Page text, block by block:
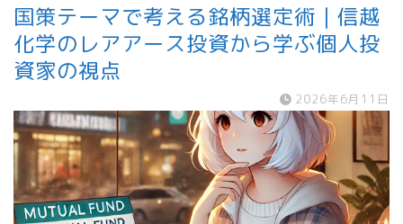
国策テーマで考える銘柄選定術｜信越
化学のレアアース投資から学ぶ個人投
資家の視点
2026年6月11日